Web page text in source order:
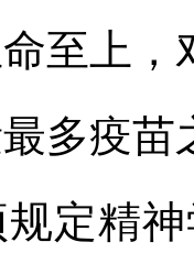
至上
多疫苗
定精